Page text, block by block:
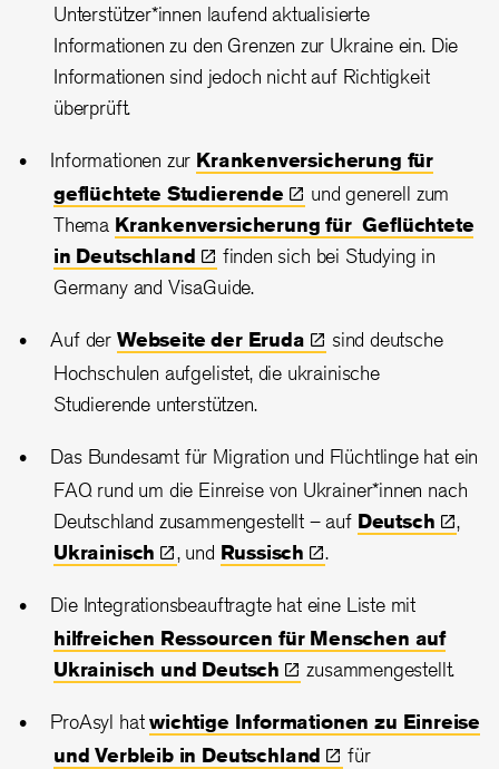
Unterstützer*innen laufend aktualisierte
Informationen zu den Grenzen zur Ukraine ein. Die
Informationen sind jedoch nicht auf Richtigkeit
überprüft.
Informationen zur Krankenversicherung für
geflüchtete Studierende
und generell zum
Thema Krankenversicherung für Geflüchtete
in Deutschland
finden sich bei Studying in
Germany and VisaGuide.
Auf der Webseite der Eruda
sind deutsche
Hochschulen aufgelistet, die ukrainische
Studierende unterstützen.
Das Bundesamt für Migration und Flüchtlinge hat ein
FAQ rund um die Einreise von Ukrainer*innen nach
Deutschland zusammengestellt – auf Deutsch
,
Ukrainisch
, und Russisch .
Die Integrationsbeauftragte hat eine Liste mit
hilfreichen Ressourcen für Menschen auf
Ukrainisch und Deutsch zusammengestellt.
ProAsyl hatwichtige Informationen zu Einreise
und Verbleib in Deutschland
für